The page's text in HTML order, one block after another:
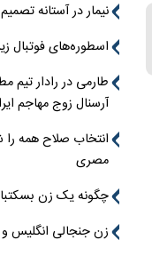
نیمار در آستانه
اسطوره‌های فوتبال
طارمی در رادار
آرسنال زوج مهاجم
انتخاب صلاح همه را
مصری
چگونه یک زن
زن جنجالی انگلیس